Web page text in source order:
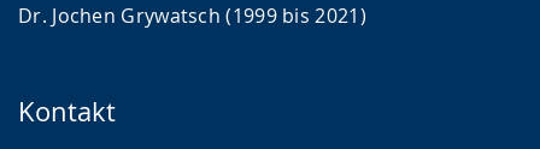
Dr. Jochen Grywatsch (1999 bis 2021)
Kontakt